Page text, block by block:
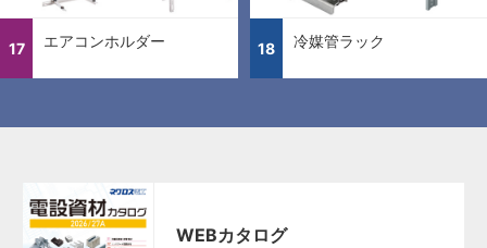
17 エアコンホルダー 18 冷媒管ラック
WEBカタログ